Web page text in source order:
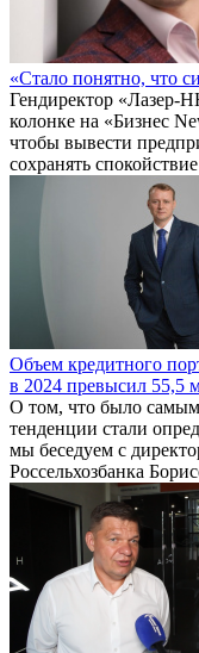
«Стало понятно, что
Гендиректор «Лазер-
колонке на «Бизнес
чтобы вывести
сохранять
Объем кредитного
в 2024 превысил 55,5
О том, что было
тенденции стали
мы беседуем с
Россельхозбанка